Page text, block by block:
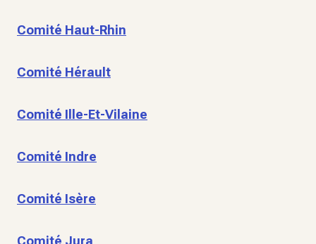
Comité Haut-Rhin
Comité Hérault
Comité Ille-Et-Vilaine
Comité Indre
Comité Isère
Comité Jura